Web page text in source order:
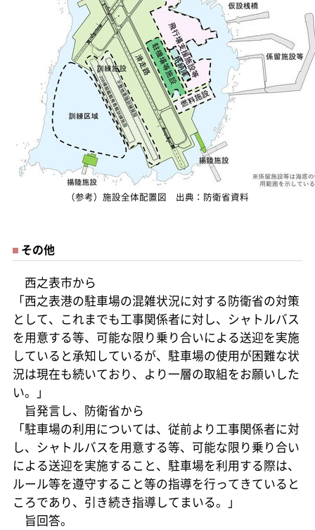
（参考）施設全体配置図 出典：防衛省資料
その他
西之表市から
「西之表港の駐車場の混雑状況に対する防衛省の対策
として、これまでも工事関係者に対し、シャトルバス
を用意する等、可能な限り乗り合いによる送迎を実施
していると承知しているが、駐車場の使用が困難な状
況は現在も続いており、より一層の取組をお願いした
い。」
旨発言し、防衛省から
「駐車場の利用については、従前より工事関係者に対
し、シャトルバスを用意する等、可能な限り乗り合い
による送迎を実施すること、駐車場を利用する際は、
ルール等を遵守すること等の指導を行ってきていると
ころであり、引き続き指導してまいる。」
旨回答。